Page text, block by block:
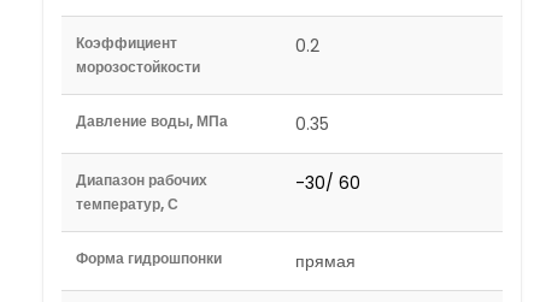
Коэффициент
морозостойкости
0.2
Давление воды, МПа 0.35
Диапазон рабочих
температур, С
-30/ 60
Форма гидрошпонки прямая